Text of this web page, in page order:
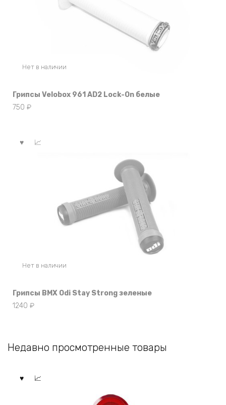
Нет в наличии
Грипсы Velobox 961 AD2 Lock-On белые
750 ₽
Нет в наличии
Грипсы BMX Odi Stay Strong зеленые
1240 ₽
Недавно просмотренные товары